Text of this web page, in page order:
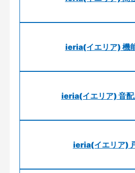
ieria(イエリア) 機
ieria(イエリア) 音配
ieria(イエリア)